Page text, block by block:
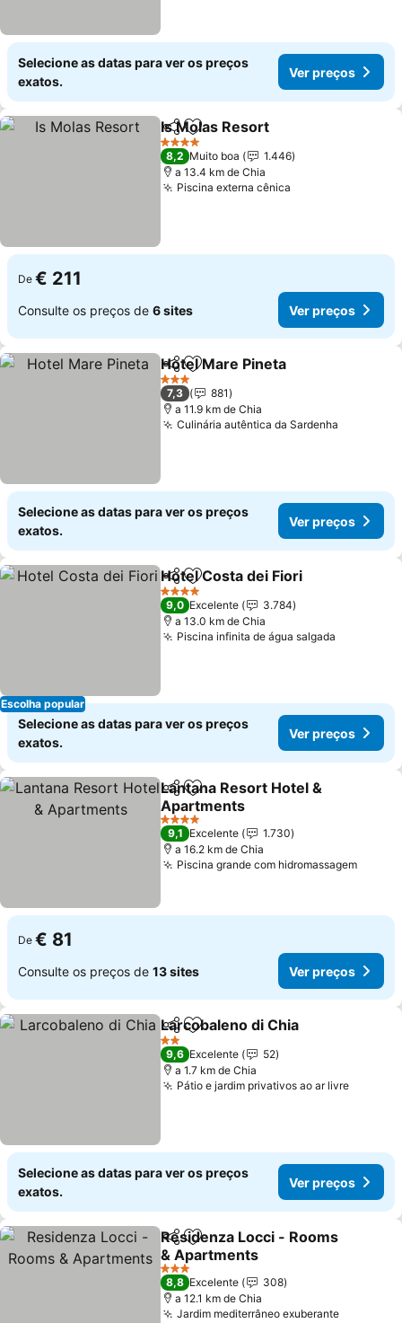
Selecione as datas para ver os preços
exatos.
Ver preços
PartilharAdicionar aos favoritos
Is Molas Resort
4 Estrelas
8,2 Muito boa
1.446
a 13.4 km de Chia
Piscina externa cênica
De € 211
Consulte os preços de 6 sites Ver preços
PartilharAdicionar aos favoritos
Hotel Mare Pineta
3 Estrelas
7,3
881
a 11.9 km de Chia
Culinária autêntica da Sardenha
Selecione as datas para ver os preços
exatos.
Ver preços
Escolha popular
PartilharAdicionar aos favoritos
Hotel Costa dei Fiori
4 Estrelas
9,0 Excelente
3.784
a 13.0 km de Chia
Piscina infinita de água salgada
Selecione as datas para ver os preços
exatos.
Ver preços
PartilharAdicionar aos favoritos
Lantana Resort Hotel &
Apartments
4 Estrelas
9,1 Excelente
1.730
a 16.2 km de Chia
Piscina grande com hidromassagem
De € 81
Consulte os preços de 13 sites Ver preços
PartilharAdicionar aos favoritos
Larcobaleno di Chia
2 Estrelas
9,6 Excelente
52
a 1.7 km de Chia
Pátio e jardim privativos ao ar livre
Selecione as datas para ver os preços
exatos.
Ver preços
PartilharAdicionar aos favoritos
Residenza Locci - Rooms
& Apartments
3 Estrelas
8,8 Excelente
308
a 12.1 km de Chia
Jardim mediterrâneo exuberante